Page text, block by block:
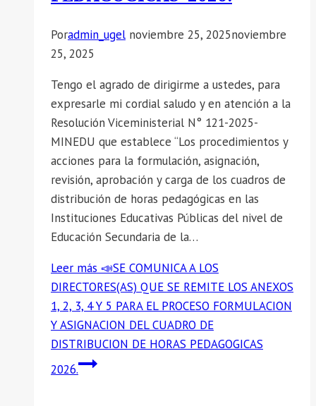
Poradmin_ugel noviembre 25, 2025noviembre
25, 2025
Tengo el agrado de dirigirme a ustedes, para
expresarle mi cordial saludo y en atención a la
Resolución Viceministerial N° 121-2025-
MINEDU que establece “Los procedimientos y
acciones para la formulación, asignación,
revisión, aprobación y carga de los cuadros de
distribución de horas pedagógicas en las
Instituciones Educativas Públicas del nivel de
Educación Secundaria de la…
Leer más 📣SE COMUNICA A LOS
DIRECTORES(AS) QUE SE REMITE LOS ANEXOS
1, 2, 3, 4 Y 5 PARA EL PROCESO FORMULACION
Y ASIGNACION DEL CUADRO DE
DISTRIBUCION DE HORAS PEDAGOGICAS
2026.